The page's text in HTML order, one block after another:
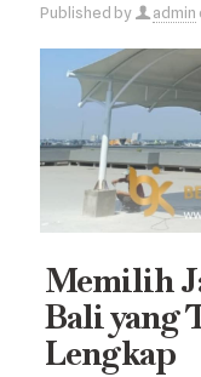
Published by admin
Memilih
Bali yang
Lengkap